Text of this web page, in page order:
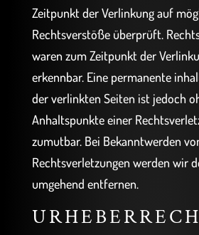
Zeitpunkt der Verlinkung auf
Rechtsverstöße überprüft.
waren zum Zeitpunkt der
erkennbar. Eine permanente
der verlinkten Seiten ist jedoch
Anhaltspunkte einer
zumutbar. Bei Bekanntwerden
Rechtsverletzungen werden wir
umgehend entfernen.